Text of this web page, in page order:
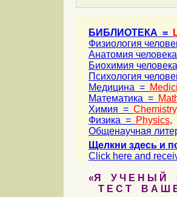
БИБЛИОТЕКА =
Физиология
Анатомия
Биохимия
Психология
Медицина =
Математика =
Химия = Chemistry
Физика = Physics,
Общенаучная
Щелкни здесь и
Click here and
«Я У Ч Е Н Ы Й И
Т Е С Т В А Ш Е